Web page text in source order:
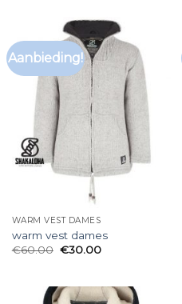
Aanbieding!
WARM VEST DAMES
warm vest dames
€60.00 €30.00